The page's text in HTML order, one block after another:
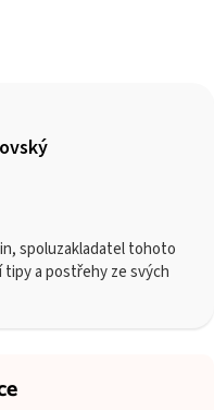
spoluzakladatel tohoto
a postřehy ze svých